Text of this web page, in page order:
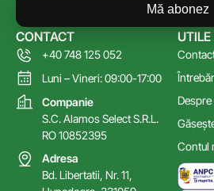
Mă abonez
UTILE
Despre
Contul
CONTACT
+40 748 125 052
Luni – Vineri: 09:00-17:00
Companie
S.C. Alamos Select S.R.L.
RO 10852395
Adresa
Bd. Libertatii, Nr. 11,